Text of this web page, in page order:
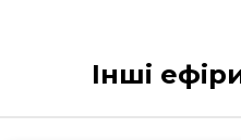
Інші